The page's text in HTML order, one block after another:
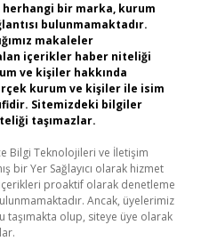
bir marka, kurum
bulunmamaktadır.
makaleler
içerikler haber niteliği
ve kişiler hakkında
kurum ve kişiler ile isim
Sitemizdeki bilgiler
taşımazlar.
Bilgi Teknolojileri ve İletişim
bir Yer Sağlayıcı olarak hizmet
proaktif olarak denetleme
Ancak, üyelerimiz
taşımakta olup, siteye üye olarak